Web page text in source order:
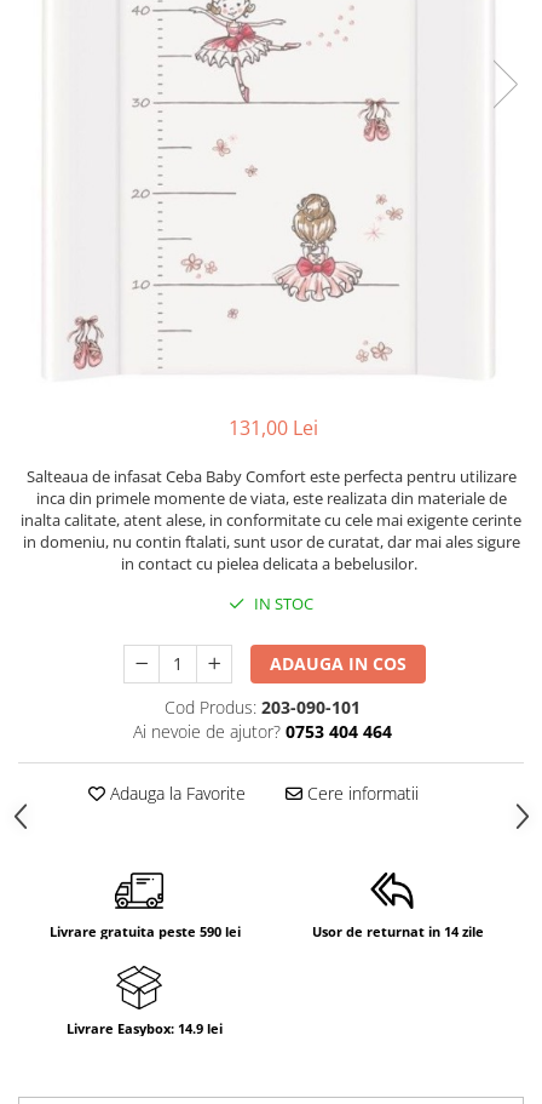
Olite tip scaunel simple
Reductoare antiderapante
Reductoare moi
Seturi cadite 86 cm
Seturi cadite 92 cm
Seturi cadite anatomice
Suporti anatomici plastic
Suporti anatomici textili
Suporti metalici cadite
Mese de infasat pliabile
Mese de infasat Ultra Light 50x70
Patuturi pliabile
Sisteme de siguranta copii
Tampoane postnatale
Tampoane si protectii silicon
131,00 Lei
Salteaua de infasat Ceba Baby Comfort este perfecta pentru utilizare
inca din primele momente de viata, este realizata din materiale de
inalta calitate, atent alese, in conformitate cu cele mai exigente cerinte
in domeniu, nu contin ftalati, sunt usor de curatat, dar mai ales sigure
in contact cu pielea delicata a bebelusilor.
IN STOC
ADAUGA IN COS
Cod Produs: 203-090-101
Ai nevoie de ajutor? 0753 404 464
Adauga la Favorite Cere informatii
Livrare gratuita peste 590 lei Usor de returnat in 14 zile
Livrare Easybox: 14.9 lei